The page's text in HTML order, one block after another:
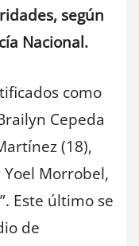
según
Nacional.
como
Cepeda
(18),
Yoel Morrobel,
Este último se
de